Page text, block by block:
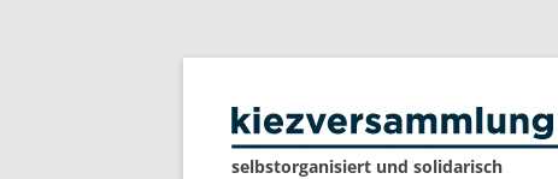
selbstorganisiert und solidarisch